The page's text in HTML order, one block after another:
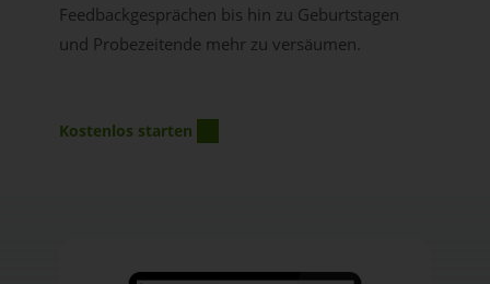
Feedbackgesprächen bis hin zu Geburtstagen
und Probezeitende mehr zu versäumen.
Kostenlos starten